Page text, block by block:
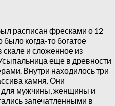
расписан фресками о 12
было когда-то богатое
и сложенное из
еще в древности
Внутри находилось три
камня. Они
для мужчины, женщины и
запечатленными в